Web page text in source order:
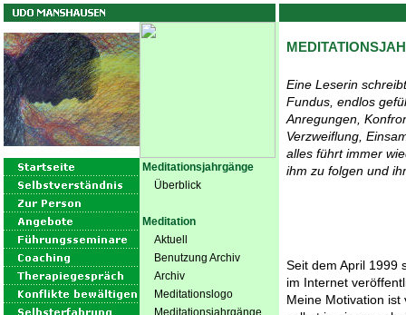
Meditationsjahrgänge
Überblick
Meditation
Aktuell
Benutzung Archiv
Archiv
Meditationslogo
Meditationsjahrgänge
Eine Leserin
Fundus, endlos
Anregungen,
Verzweiflung,
alles führt immer
ihm zu folgen und
Seit dem April 1999
im Internet
Meine Motivation